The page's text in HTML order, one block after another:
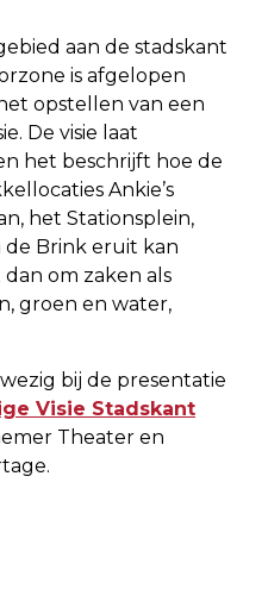
aan de stadskant
is afgelopen
opstellen van een
De visie laat
het beschrijft hoe de
Ankie’s
het Stationsplein,
de Brink eruit kan
om zaken als
groen en water,
bij de presentatie
Visie Stadskant
Theater en